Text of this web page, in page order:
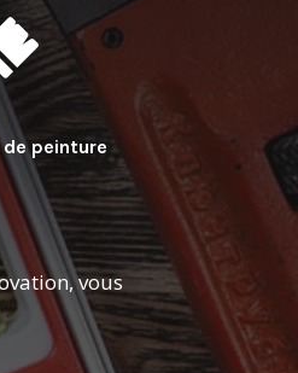
peinture
vous